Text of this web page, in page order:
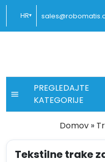
Preskoči
sadržaj
HR▾
Battery Strapping
PREGLEDAJTE
KATEGORIJE
Domov »
Tekstilne trake